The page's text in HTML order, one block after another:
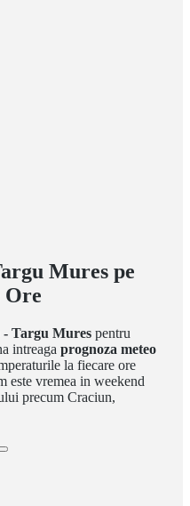
Mures pe
Ore
- Targu Mures pentru
intreaga prognoza meteo
la fiecare ore
este vremea in weekend
precum Craciun,